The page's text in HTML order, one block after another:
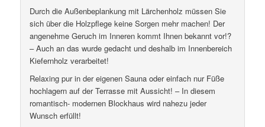
Durch die Außenbeplankung mit Lärchenholz müssen Sie
sich über die Holzpflege keine Sorgen mehr machen! Der
angenehme Geruch im Inneren kommt Ihnen bekannt vor!?
– Auch an das wurde gedacht und deshalb im Innenbereich
Kiefernholz verarbeitet!
Relaxing pur in der eigenen Sauna oder einfach nur Füße
hochlagern auf der Terrasse mit Aussicht! – In diesem
romantisch- modernen Blockhaus wird nahezu jeder
Wunsch erfüllt!